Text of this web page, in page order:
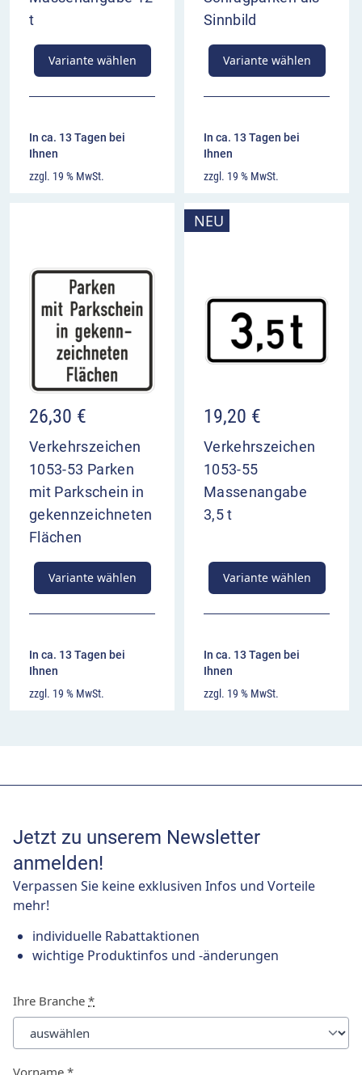
t
Variante wählen
In ca. 13 Tagen bei
Ihnen
zzgl. 19 % MwSt.
Sinnbild
Variante wählen
In ca. 13 Tagen bei
Ihnen
zzgl. 19 % MwSt.
26,30 €
Verkehrszeichen
1053-53 Parken
mit Parkschein in
gekennzeichneten
Flächen
Variante wählen
In ca. 13 Tagen bei
Ihnen
zzgl. 19 % MwSt.
NEU
19,20 €
Verkehrszeichen
1053-55
Massenangabe
3,5 t
Variante wählen
In ca. 13 Tagen bei
Ihnen
zzgl. 19 % MwSt.
Jetzt zu unserem Newsletter
anmelden!
Verpassen Sie keine exklusiven Infos und Vorteile
mehr!
individuelle Rabattaktionen
wichtige Produktinfos und -änderungen
Ihre Branche *